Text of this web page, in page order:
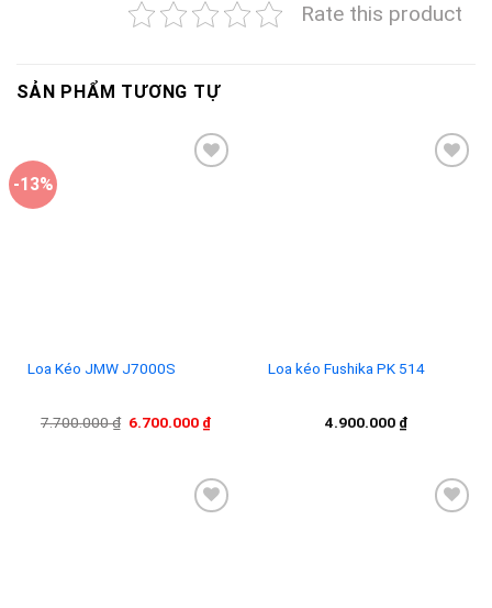
Rate this product
SẢN PHẨM TƯƠNG TỰ
-13%
Loa Kéo JMW J7000S
7.700.000₫ Giá
6.700.000 ₫Giá
6.700.000 ₫.
Loa kéo Fushika PK 514
4.900.000 ₫